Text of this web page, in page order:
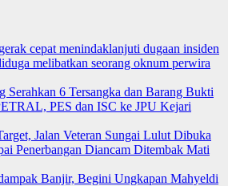
cepat menindaklanjuti dugaan insiden
melibatkan seorang oknum perwira
Serahkan 6 Tersangka dan Barang Bukti
PES dan ISC ke JPU Kejari
Jalan Veteran Sungai Lulut Dibuka
Penerbangan Diancam Ditembak Mati
Banjir, Begini Ungkapan Mahyeldi